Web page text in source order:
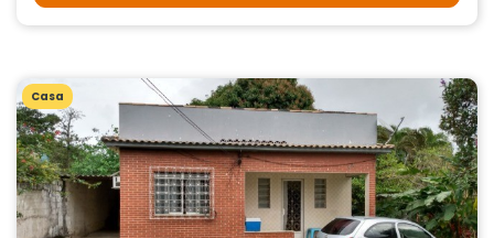
Casa